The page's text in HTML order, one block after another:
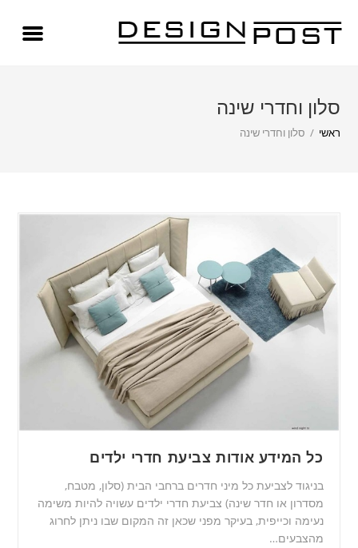
סלון וחדרי שינה
ראשי / סלון וחדרי שינה
כל המידע אודות צביעת חדרי ילדים
בניגוד לצביעת כל מיני חדרים ברחבי הבית (סלון, מטבח,
מסדרון או חדר שינה) צביעת חדרי ילדים עשויה להיות משימה
נעימה וכייפית, בעיקר מפני שכאן זה המקום שבו ניתן לחרוג
מהצבעים…